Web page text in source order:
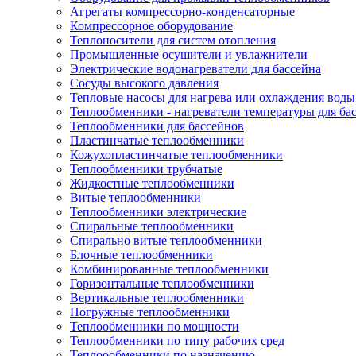
Агрегаты компрессорно-конденсаторные
Компрессорное оборудование
Теплоносители для систем отопления
Промышленные осушители и увлажнители
Электрические водонагреватели для бассейна
Сосуды высокого давления
Тепловые насосы для нагрева или охлаждения воды
Теплообменники - нагреватели температуры для
Теплообменники для бассейнов
Пластинчатые теплообменники
Кожухопластинчатые теплообменники
Теплообменники трубчатые
Жидкостные теплообменники
Витые теплообменники
Теплообменники электрические
Спиральные теплообменники
Спирально витые теплообменники
Блочные теплообменники
Комбинированные теплообменники
Горизонтальные теплообменники
Вертикальные теплообменники
Погружные теплообменники
Теплообменники по мощности
Теплообменники по типу рабочих сред